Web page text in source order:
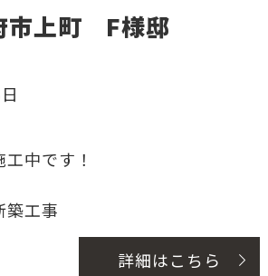
市上町 F様邸
中です！
工事
詳細はこちら